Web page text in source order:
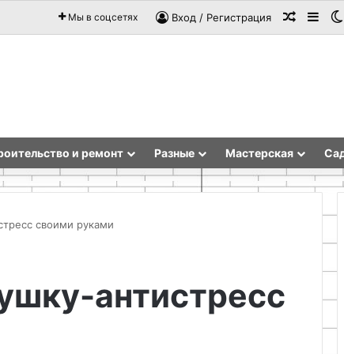
Мы в соцсетях Вход / Регистрация
и ремонт Разные Мастерская
своими руками
антистресс
поднос
из